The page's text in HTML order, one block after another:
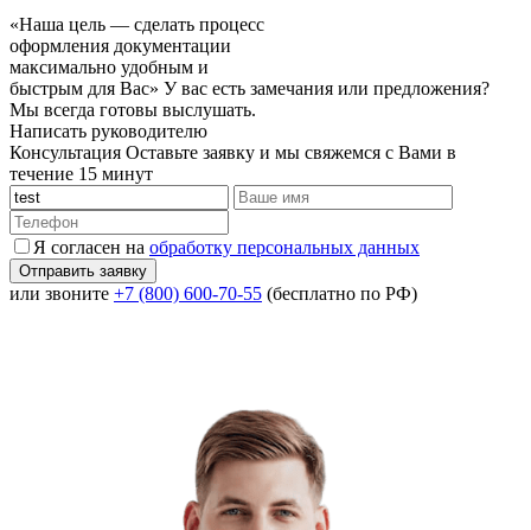
«Наша цель — сделать процесс
оформления документации
максимально удобным и
быстрым для Вас» У вас есть замечания или предложения?
Мы всегда готовы выслушать.
Написать руководителю
Консультация Оставьте заявку и мы свяжемся с Вами в
течение 15 минут
Я согласен на обработку персональных данных
или звоните +7 (800) 600-70-55 (бесплатно по РФ)